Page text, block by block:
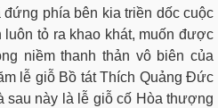
phía bên kia triền dốc cuộc
tỏ ra khao khát, muốn được
niềm thanh thản vô biên của
lễ giỗ Bồ tát Thích Quảng Đức
sau này là lễ giỗ cố Hòa thượng